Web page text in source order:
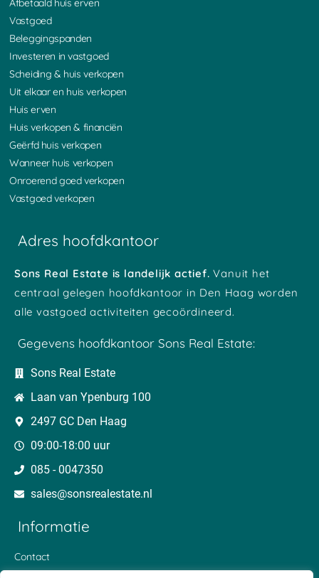
Afbetaald huis erven
Vastgoed
Beleggingspanden
Investeren in vastgoed
Scheiding & huis verkopen
Uit elkaar en huis verkopen
Huis erven
Huis verkopen & financiën
Geërfd huis verkopen
Wanneer huis verkopen
Onroerend goed verkopen
Vastgoed verkopen
Adres hoofdkantoor
Sons Real Estate is landelijk actief.Vanuit het
centraal gelegen hoofdkantoor in Den Haag worden
alle vastgoed activiteiten gecoördineerd.
Gegevens hoofdkantoor Sons Real Estate:
Sons Real Estate
Laan van Ypenburg 100
2497 GC Den Haag
09:00-18:00 uur
085 - 0047350
sales@sonsrealestate.nl​
Informatie
Contact
Blog